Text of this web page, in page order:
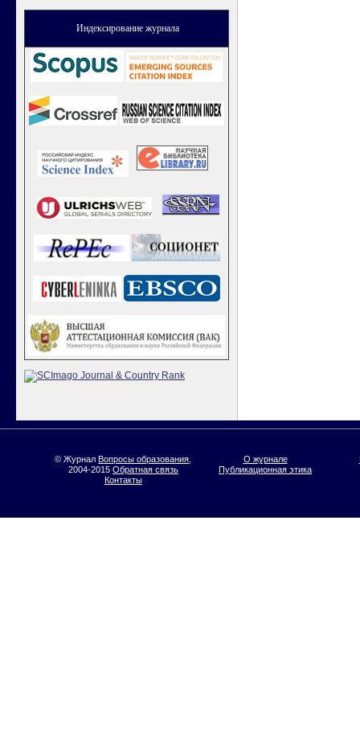
Индексирование журнала
© ЖурналВопросы образования
2004-2015 Обратная связь
О журнале
Публикационная этика
Контакты